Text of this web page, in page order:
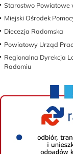
Starostwo Powiatowe
Miejski Ośrodek
Diecezja Radomska
Powiatowy Urząd
Regionalna Dyrekcja
Radomiu